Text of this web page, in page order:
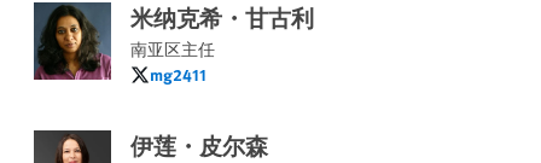
米纳克希・甘古利
南亚区主任
mg2411
mg2411
伊莲・皮尔森